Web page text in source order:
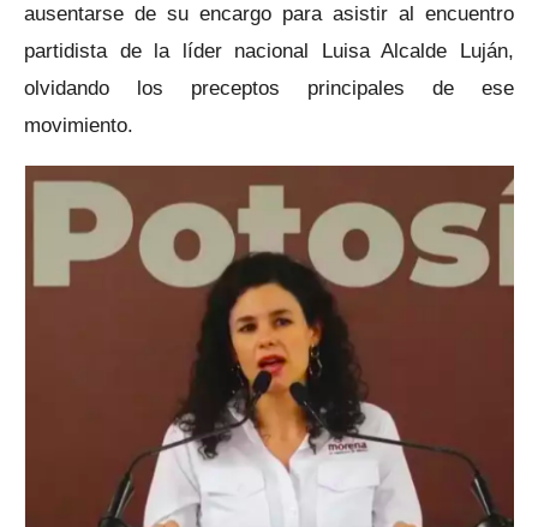
ausentarse de su encargo para asistir al encuentro
partidista de la líder nacional Luisa Alcalde Luján,
olvidando los preceptos principales de ese
movimiento.